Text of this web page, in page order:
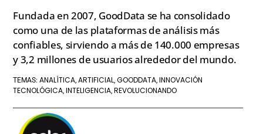
Fundada en 2007, GoodData se ha consolidado
como una de las plataformas de análisis más
confiables, sirviendo a más de 140.000 empresas
y 3,2 millones de usuarios alrededor del mundo.
TEMAS:ANALÍTICA,ARTIFICIAL,GOODDATA, INNOVACIÓN
TECNOLÓGICA, INTELIGENCIA, REVOLUCIONANDO